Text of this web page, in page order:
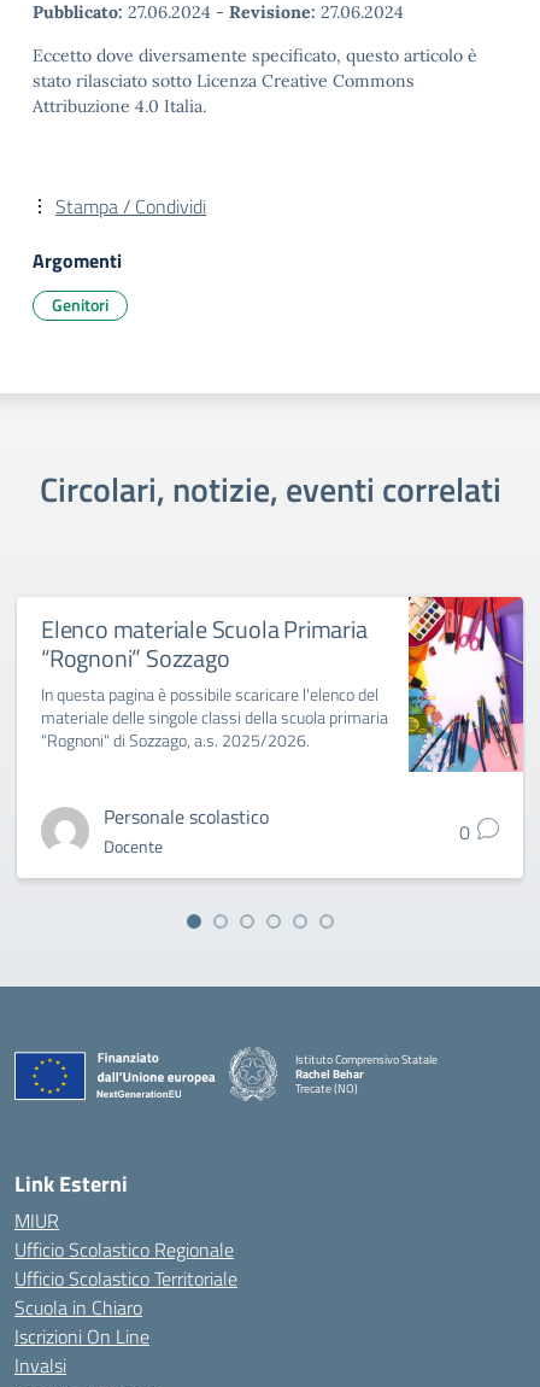
Pubblicato: 27.06.2024 - Revisione: 27.06.2024
Eccetto dove diversamente specificato, questo articolo è
stato rilasciato sotto Licenza Creative Commons
Attribuzione 4.0 Italia.
Stampa / Condividi
Argomenti
Genitori
Circolari, notizie, eventi correlati
Elenco materiale Scuola Primaria
“Rognoni” Sozzago
In questa pagina è possibile scaricare l'elenco del
materiale delle singole classi della scuola primaria
"Rognoni" di Sozzago, a.s. 2025/2026.
Personale scolastico
Docente 0
Istituto Comprensivo Statale
Rachel Behar
Trecate (NO)
Link Esterni
MIUR
Ufficio Scolastico Regionale
Ufficio Scolastico Territoriale
Scuola in Chiaro
Iscrizioni On Line
Invalsi